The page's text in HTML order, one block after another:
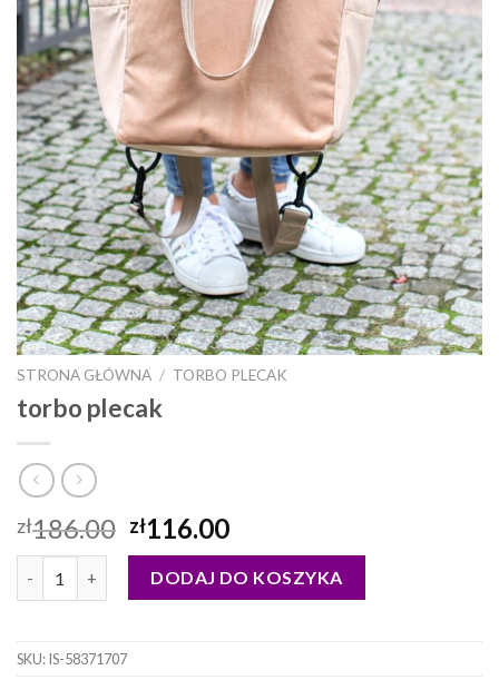
STRONA GŁÓWNA / TORBO PLECAK
torbo plecak
zł186.00 zł116.00
DODAJ DO KOSZYKA
SKU:IS-58371707